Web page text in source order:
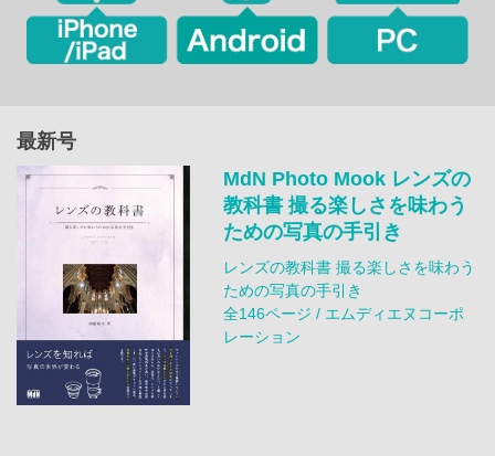
最新号
MdN Photo Mook レンズの
教科書 撮る楽しさを味わう
ための写真の手引き
レンズの教科書 撮る楽しさを味わう
ための写真の手引き
全146ページ / エムディエヌコーポ
レーション